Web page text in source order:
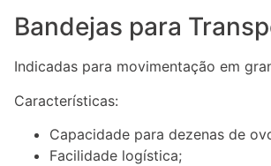
Bandejas para
Indicadas para movimentação em
Características:
Capacidade para dezenas de
Facilidade logística;